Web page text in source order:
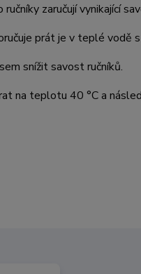
zaručují vynikající
prát je v teplé vodě
snížit savost ručníků.
na teplotu 40 °C a